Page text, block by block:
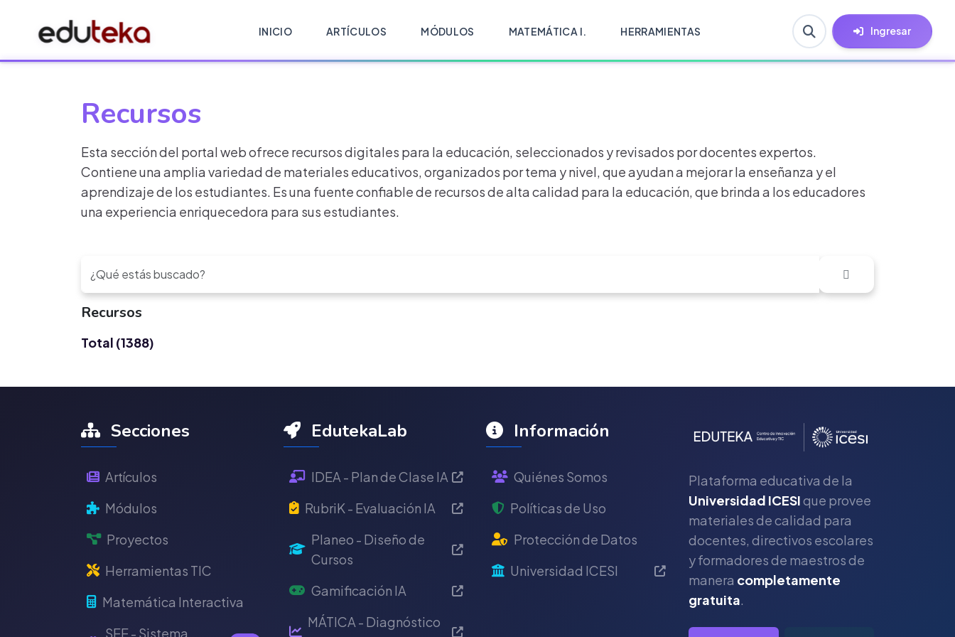
INICIO ARTÍCULOS MÓDULOS MATEMÁTICA I. HERRAMIENTAS Ingresar
Recursos
Esta sección del portal web ofrece recursos digitales para la educación, seleccionados y revisados por docentes expertos.
Contiene una amplia variedad de materiales educativos, organizados por tema y nivel, que ayudan a mejorar la enseñanza y el
aprendizaje de los estudiantes. Es una fuente confiable de recursos de alta calidad para la educación, que brinda a los educadores
una experiencia enriquecedora para sus estudiantes.
Recursos
Total (1388)
Secciones
Artículos
Módulos
Proyectos
Herramientas TIC
Matemática Interactiva
SEE - Sistema
EdutekaLab
IDEA - Plan de Clase IA
RubriK - Evaluación IA
Planeo - Diseño de
Cursos
Gamificación IA
MÁTICA - Diagnóstico
Información
Quiénes Somos
Políticas de Uso
Protección de Datos
Universidad ICESI
Plataforma educativa de la
Universidad ICESIque provee
materiales de calidad para
docentes, directivos escolares
y formadores de maestros de
manera completamente
gratuita.